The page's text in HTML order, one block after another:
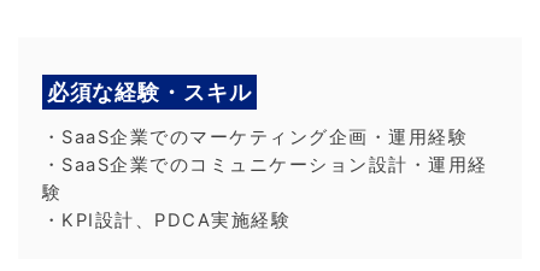
必須な経験・スキル
・SaaS企業でのマーケティング企画・運用経験
・SaaS企業でのコミュニケーション設計・運用経
験
・KPI設計、PDCA実施経験